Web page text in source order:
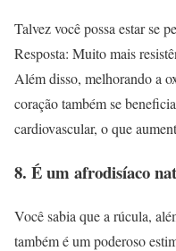
Talvez você possa estar se
Resposta: Muito mais
Além disso, melhorando a
coração também se
cardiovascular, o que
8. É um afrodisíaco
Você sabia que a rúcula,
também é um poderoso